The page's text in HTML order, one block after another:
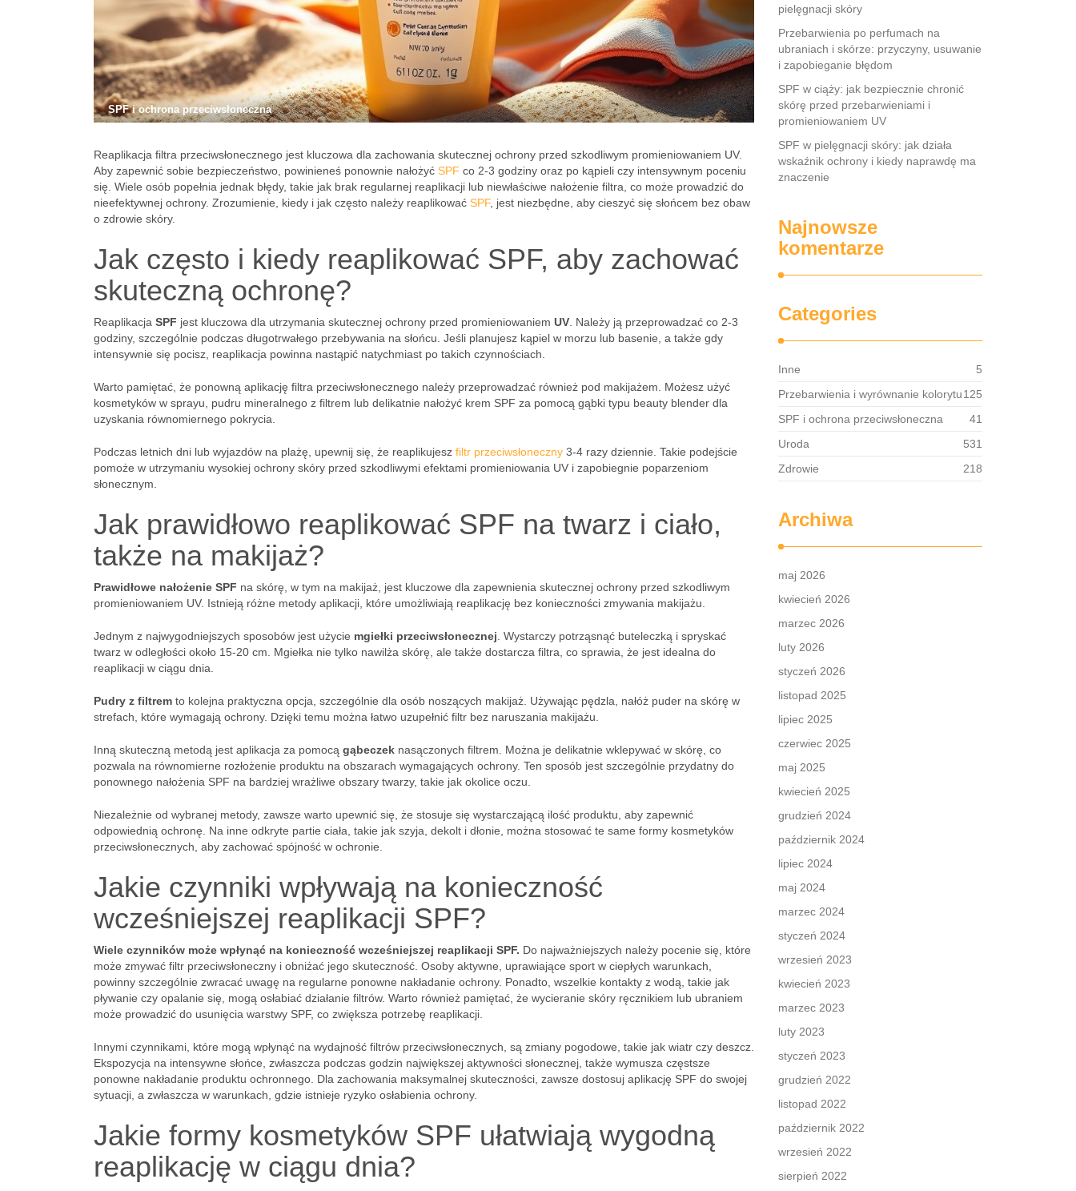
SPF i ochrona przeciwsłoneczna
Reaplikacja filtra przeciwsłonecznego jest kluczowa dla zachowania skutecznej ochrony przed szkodliwym promieniowaniem UV.
Aby zapewnić sobie bezpieczeństwo, powinieneś ponownie nałożyć SPF co 2-3 godziny oraz po kąpieli czy intensywnym poceniu
się. Wiele osób popełnia jednak błędy, takie jak brak regularnej reaplikacji lub niewłaściwe nałożenie filtra, co może prowadzić do
nieefektywnej ochrony. Zrozumienie, kiedy i jak często należy reaplikować SPF, jest niezbędne, aby cieszyć się słońcem bez obaw
o zdrowie skóry.
Jak często i kiedy reaplikować SPF, aby zachować
skuteczną ochronę?
Reaplikacja SPF jest kluczowa dla utrzymania skutecznej ochrony przed promieniowaniem UV . Należy ją przeprowadzać co 2-3
godziny, szczególnie podczas długotrwałego przebywania na słońcu. Jeśli planujesz kąpiel w morzu lub basenie, a także gdy
intensywnie się pocisz, reaplikacja powinna nastąpić natychmiast po takich czynnościach.
Warto pamiętać, że ponowną aplikację filtra przeciwsłonecznego należy przeprowadzać również pod makijażem. Możesz użyć
kosmetyków w sprayu, pudru mineralnego z filtrem lub delikatnie nałożyć krem SPF za pomocą gąbki typu beauty blender dla
uzyskania równomiernego pokrycia.
Podczas letnich dni lub wyjazdów na plażę, upewnij się, że reaplikujesz filtr przeciwsłoneczny 3-4 razy dziennie. Takie podejście
pomoże w utrzymaniu wysokiej ochrony skóry przed szkodliwymi efektami promieniowania UV i zapobiegnie poparzeniom
słonecznym.
Jak prawidłowo reaplikować SPF na twarz i ciało,
także na makijaż?
Prawidłowe nałożenie SPF na skórę, w tym na makijaż, jest kluczowe dla zapewnienia skutecznej ochrony przed szkodliwym
promieniowaniem UV. Istnieją różne metody aplikacji, które umożliwiają reaplikację bez konieczności zmywania makijażu.
Jednym z najwygodniejszych sposobów jest użycie mgiełki przeciwsłonecznej . Wystarczy potrząsnąć buteleczką i spryskać
twarz w odległości około 15-20 cm. Mgiełka nie tylko nawilża skórę, ale także dostarcza filtra, co sprawia, że jest idealna do
reaplikacji w ciągu dnia.
Pudry z filtrem to kolejna praktyczna opcja, szczególnie dla osób noszących makijaż. Używając pędzla, nałóż puder na skórę w
strefach, które wymagają ochrony. Dzięki temu można łatwo uzupełnić filtr bez naruszania makijażu.
Inną skuteczną metodą jest aplikacja za pomocą gąbeczek nasączonych filtrem. Można je delikatnie wklepywać w skórę, co
pozwala na równomierne rozłożenie produktu na obszarach wymagających ochrony. Ten sposób jest szczególnie przydatny do
ponownego nałożenia SPF na bardziej wrażliwe obszary twarzy, takie jak okolice oczu.
Niezależnie od wybranej metody, zawsze warto upewnić się, że stosuje się wystarczającą ilość produktu, aby zapewnić
odpowiednią ochronę. Na inne odkryte partie ciała, takie jak szyja, dekolt i dłonie, można stosować te same formy kosmetyków
przeciwsłonecznych, aby zachować spójność w ochronie.
Jakie czynniki wpływają na konieczność
wcześniejszej reaplikacji SPF?
Wiele czynników może wpłynąć na konieczność wcześniejszej reaplikacji SPF. Do najważniejszych należy pocenie się, które
może zmywać filtr przeciwsłoneczny i obniżać jego skuteczność. Osoby aktywne, uprawiające sport w ciepłych warunkach,
powinny szczególnie zwracać uwagę na regularne ponowne nakładanie ochrony. Ponadto, wszelkie kontakty z wodą, takie jak
pływanie czy opalanie się, mogą osłabiać działanie filtrów. Warto również pamiętać, że wycieranie skóry ręcznikiem lub ubraniem
może prowadzić do usunięcia warstwy SPF, co zwiększa potrzebę reaplikacji.
Innymi czynnikami, które mogą wpłynąć na wydajność filtrów przeciwsłonecznych, są zmiany pogodowe, takie jak wiatr czy deszcz.
Ekspozycja na intensywne słońce, zwłaszcza podczas godzin największej aktywności słonecznej, także wymusza częstsze
ponowne nakładanie produktu ochronnego. Dla zachowania maksymalnej skuteczności, zawsze dostosuj aplikację SPF do swojej
sytuacji, a zwłaszcza w warunkach, gdzie istnieje ryzyko osłabienia ochrony.
Jakie formy kosmetyków SPF ułatwiają wygodną
reaplikację w ciągu dnia?
pielęgnacji skóry
Przebarwienia po perfumach na
ubraniach i skórze: przyczyny, usuwanie
i zapobieganie błędom
SPF w ciąży: jak bezpiecznie chronić
skórę przed przebarwieniami i
promieniowaniem UV
SPF w pielęgnacji skóry: jak działa
wskaźnik ochrony i kiedy naprawdę ma
znaczenie
Najnowsze
komentarze
Categories
Inne
5
Przebarwienia i wyrównanie kolorytu125
SPF i ochrona przeciwsłoneczna
41
Uroda
531
Zdrowie
218
Archiwa
maj 2026
kwiecień 2026
marzec 2026
luty 2026
styczeń 2026
listopad 2025
lipiec 2025
czerwiec 2025
maj 2025
kwiecień 2025
grudzień 2024
październik 2024
lipiec 2024
maj 2024
marzec 2024
styczeń 2024
wrzesień 2023
kwiecień 2023
marzec 2023
luty 2023
styczeń 2023
grudzień 2022
listopad 2022
październik 2022
wrzesień 2022
sierpień 2022